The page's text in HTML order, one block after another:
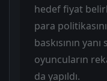
hedef fiyat
para
baskısının
oyuncuların
da yapıldı.